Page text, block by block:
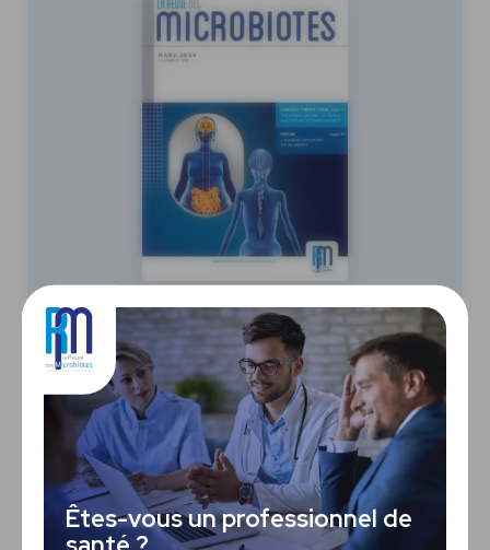
Numéro 28 Mars 2024
Dossier thématique
Axe intestin-cerveau : un facteur
explicatif de l’anorexie mentale ?
Êtes-vous un professionnel de